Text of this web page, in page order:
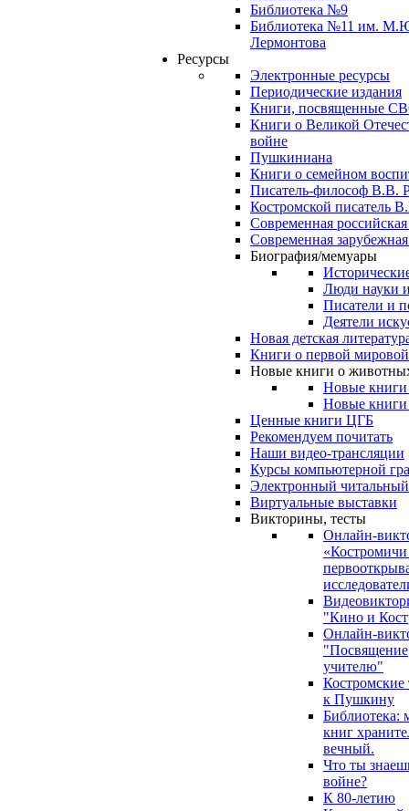
Библиотека №9
Библиотека №11 им.
Лермонтова
Ресурсы
Электронные ресурсы
Периодические издания
Книги, посвященные
Книги о Великой
войне
Пушкиниана
Книги о семейном
Писатель-философ В.В.
Костромской писатель
Современная российская
Современная
Биография/мемуары
Люди науки
Писатели и
Деятели
Новая детская
Книги о первой
Новые книги о
Новые книги
Новые книги
Ценные книги ЦГБ
Рекомендуем почитать
Наши видео-трансляции
Курсы компьютерной
Электронный читальный
Виртуальные выставки
Викторины, тесты
Онлайн-
"Кино и
Онлайн-
"Посвящение
учителю"
к Пушкину
Библиотека:
книг
вечный.
Что ты
войне?
К 80-летию